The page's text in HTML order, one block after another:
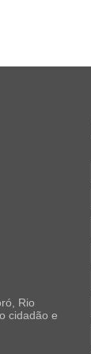
Rio
cidadão e